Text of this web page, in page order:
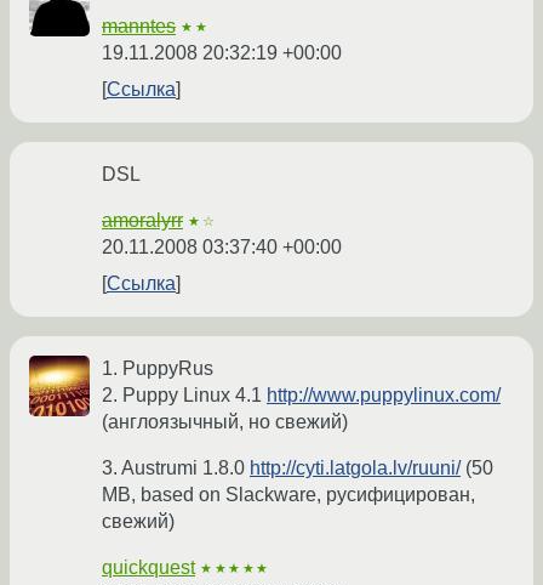
manntes ★★
19.11.2008 20:32:19 +00:00
Ссылка
DSL
amoralyrr ★☆
20.11.2008 03:37:40 +00:00
Ссылка
1. PuppyRus
2. Puppy Linux 4.1 http://www.puppylinux.com/
(англоязычный, но свежий)
3. Austrumi 1.8.0 http://cyti.latgola.lv/ruuni/(50
MB, based on Slackware, русифицирован,
свежий)
quickquest ★★★★★